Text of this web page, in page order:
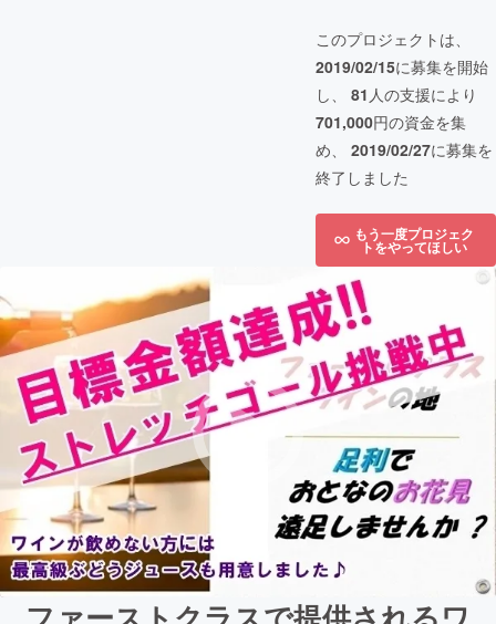
このプロジェクトは、
2019/02/15に募集を開始
し、 81 人の支援により
701,000円の資金を集
め、 2019/02/27に募集を
終了しました
もう一度プロジェク
トをやってほしい